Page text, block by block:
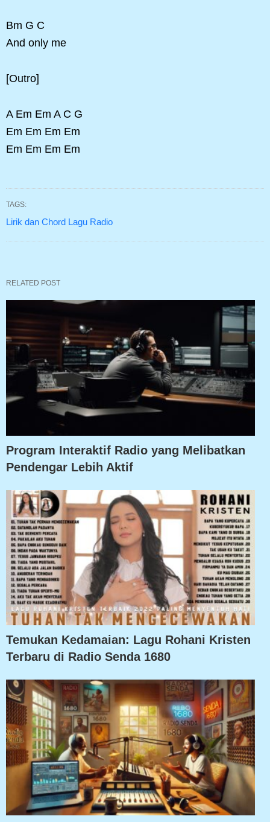
Bm G C
And only me
[Outro]
A Em Em A C G
Em Em Em Em
Em Em Em Em
TAGS:
Lirik dan Chord Lagu Radio
RELATED POST
Program Interaktif Radio yang Melibatkan
Pendengar Lebih Aktif
Temukan Kedamaian: Lagu Rohani Kristen
Terbaru di Radio Senda 1680